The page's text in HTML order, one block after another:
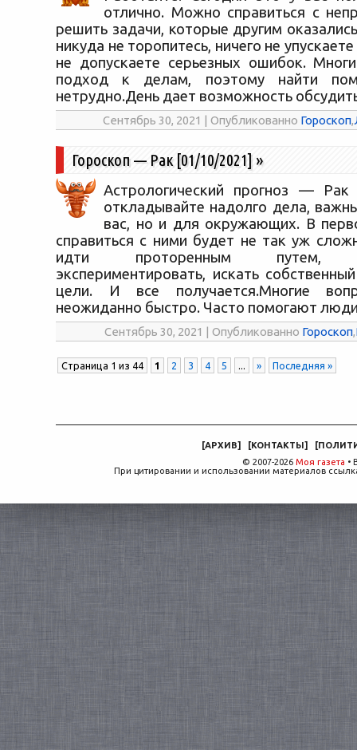
отлично. Можно справиться с
решить задачи, которые другим
никуда не торопитесь, ничего не
не допускаете серьезных ошибок.
подход к делам, поэтому найти
нетрудно.День дает возможность
Сентябрь 30, 2021 | Опубликованно Гороскоп,
Гороскоп — Рак [01/10/2021] »
Астрологический прогноз —
откладывайте надолго дела,
вас, но и для окружающих. В
справиться с ними будет не так уж
идти проторенным путем,
экспериментировать, искать
цели. И все получается.Многие
неожиданно быстро. Часто помогают
Сентябрь 30, 2021 | Опубликованно Гороскоп,
Страница 1 из 44 1 2 3 4 5 ... » Последняя »
[АРХИВ] [КОНТАКТЫ] [
© 2007-2026 Моя газета •
При цитировании и использовании материалов